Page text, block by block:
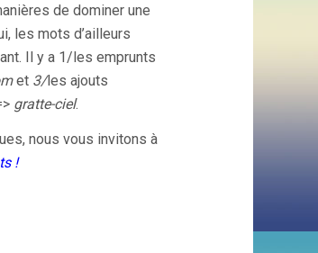
de dominer une
les mots d’ailleurs
Il y a 1/les emprunts
et 3/les ajouts
gratte-ciel.
nous vous invitons à
!